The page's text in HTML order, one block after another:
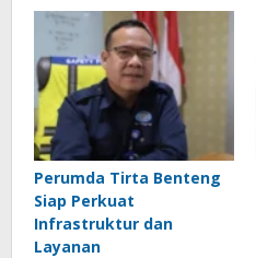
Perumda Tirta Benteng
Siap Perkuat
Infrastruktur dan
Layanan